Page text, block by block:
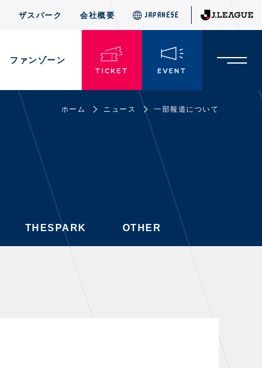
ザスパーク 会社概要 JAPANESE
ファンゾーン
TICKET EVENT
JAPANESE
チケット情報
・前売・当日チケット
・発売日
・優待チケット
・企画チケット
・法人シーズンシート
ホーム ニュース 一部報道について
THESPARK OTHER
THESPARK OTHER